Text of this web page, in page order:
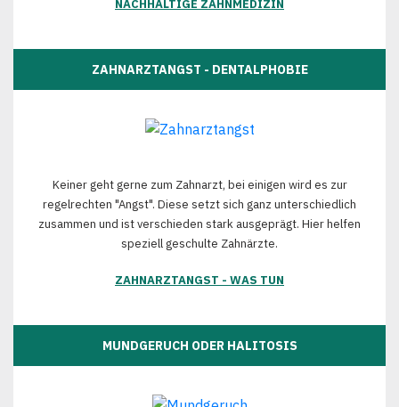
NACHHALTIGE ZAHNMEDIZIN
ZAHNARZTANGST - DENTALPHOBIE
Keiner geht gerne zum Zahnarzt, bei einigen wird es zur
regelrechten "Angst". Diese setzt sich ganz unterschiedlich
zusammen und ist verschieden stark ausgeprägt. Hier helfen
speziell geschulte Zahnärzte.
ZAHNARZTANGST - WAS TUN
MUNDGERUCH ODER HALITOSIS